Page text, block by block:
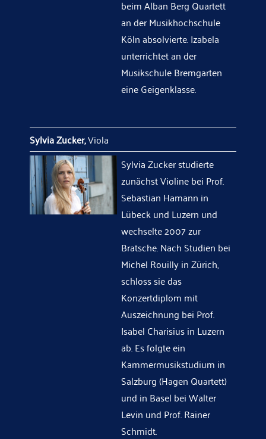
beim Alban Berg Quartett
an der Musikhochschule
Köln absolvierte. Izabela
unterrichtet an der
Musikschule Bremgarten
eine Geigenklasse.
Sylvia Zucker,Viola
Sylvia Zucker studierte
zunächst Violine bei Prof.
Sebastian Hamann in
Lübeck und Luzern und
wechselte 2007 zur
Bratsche. Nach Studien bei
Michel Rouilly in Zürich,
schloss sie das
Konzertdiplom mit
Auszeichnung bei Prof.
Isabel Charisius in Luzern
ab. Es folgte ein
Kammermusikstudium in
Salzburg (Hagen Quartett)
und in Basel bei Walter
Levin und Prof. Rainer
Schmidt.